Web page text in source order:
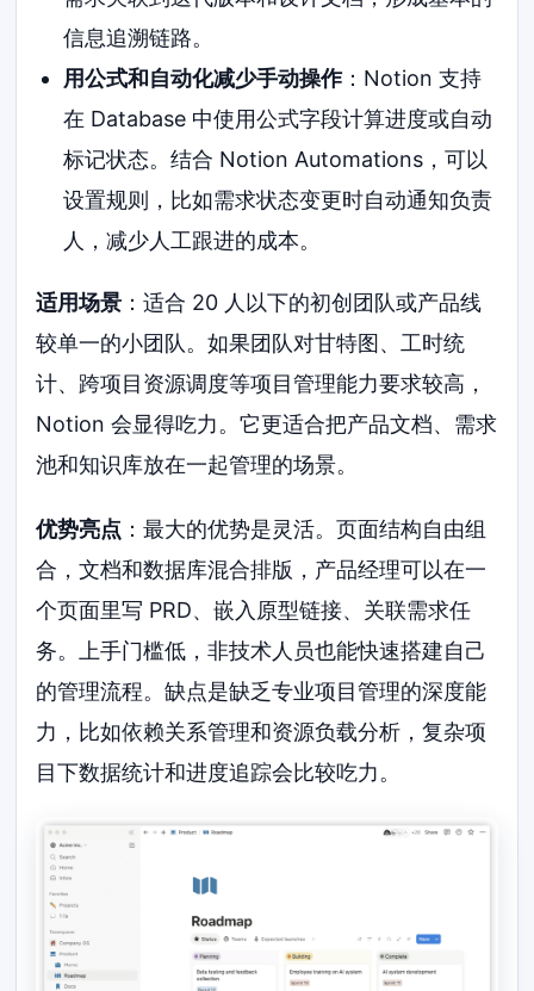
信息追溯链路。
用公式和自动化减少手动操作：Notion 支持
在 Database 中使用公式字段计算进度或自动
标记状态。结合 Notion Automations，可以
设置规则，比如需求状态变更时自动通知负责
人，减少人工跟进的成本。
适用场景 ：适合 20 人以下的初创团队或产品线
较单一的小团队。如果团队对甘特图、工时统
计、跨项目资源调度等项目管理能力要求较高，
Notion 会显得吃力。它更适合把产品文档、需求
池和知识库放在一起管理的场景。
优势亮点 ：最大的优势是灵活。页面结构自由组
合，文档和数据库混合排版，产品经理可以在一
个页面里写 PRD、嵌入原型链接、关联需求任
务。上手门槛低，非技术人员也能快速搭建自己
的管理流程。缺点是缺乏专业项目管理的深度能
力，比如依赖关系管理和资源负载分析，复杂项
目下数据统计和进度追踪会比较吃力。